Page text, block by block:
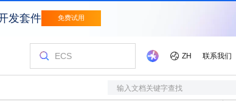
输入文档关键字查找